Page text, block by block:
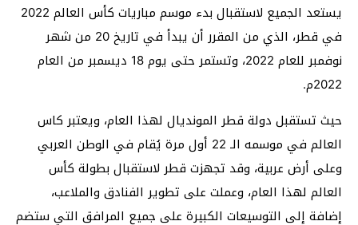
يستعد الجميع لاستقبال بدء موسم مباريات كأس العالم 2022
في قطر، الذي من المقرر أن يبدأ في تاريخ 20 من شهر
نوفمبر للعام 2022، وتستمر حتى يوم 18 ديسمبر من العام
2022م.
حيث تستقبل دولة قطر المونديال لهذا العام، ويعتبر كاس
العالم في موسمه الـ 22 أول مرة يُقام في الوطن العربي
وعلى أرض عربية، وقد تجهزت قطر لاستقبال بطولة كأس
العالم لهذا العام، وعملت على تطوير الفنادق والملاعب،
إضافة إلى التوسيعات الكبيرة على جميع المرافق التي ستضم